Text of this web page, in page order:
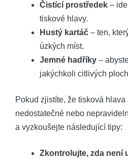
Čistící prostředek –
tiskové hlavy.
Hustý kartáč – ten,
úzkých míst.
Jemné hadříky –
jakýchkoli citlivých
Pokud zjistíte, že tisková
nedostatečné nebo
a vyzkoušejte následující tipy:
Zkontrolujte, zda není